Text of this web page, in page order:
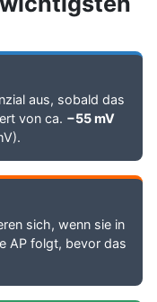
aus, sobald das
von ca. −55 mV
sich, wenn sie in
AP folgt, bevor das